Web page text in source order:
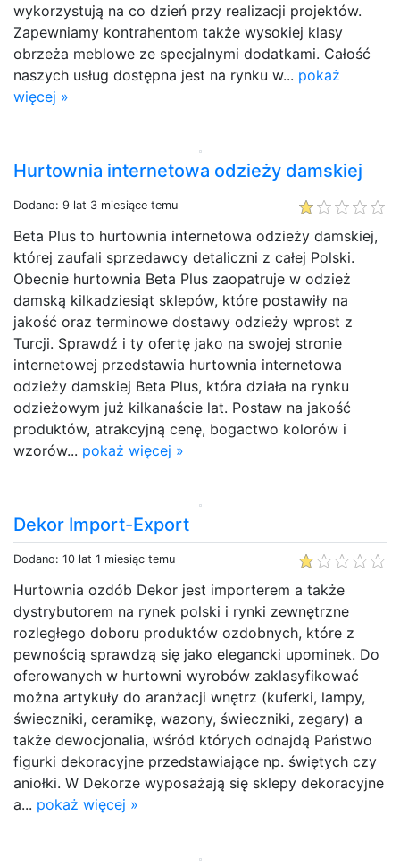
wykorzystują na co dzień przy realizacji projektów.
Zapewniamy kontrahentom także wysokiej klasy
obrzeża meblowe ze specjalnymi dodatkami. Całość
naszych usług dostępna jest na rynku w... pokaż
więcej »
Hurtownia internetowa odzieży damskiej
Dodano: 9 lat 3 miesiące temu
Beta Plus to hurtownia internetowa odzieży damskiej,
której zaufali sprzedawcy detaliczni z całej Polski.
Obecnie hurtownia Beta Plus zaopatruje w odzież
damską kilkadziesiąt sklepów, które postawiły na
jakość oraz terminowe dostawy odzieży wprost z
Turcji. Sprawdź i ty ofertę jako na swojej stronie
internetowej przedstawia hurtownia internetowa
odzieży damskiej Beta Plus, która działa na rynku
odzieżowym już kilkanaście lat. Postaw na jakość
produktów, atrakcyjną cenę, bogactwo kolorów i
wzorów... pokaż więcej »
Dekor Import-Export
Dodano: 10 lat 1 miesiąc temu
Hurtownia ozdób Dekor jest importerem a także
dystrybutorem na rynek polski i rynki zewnętrzne
rozległego doboru produktów ozdobnych, które z
pewnością sprawdzą się jako elegancki upominek. Do
oferowanych w hurtowni wyrobów zaklasyfikować
można artykuły do aranżacji wnętrz (kuferki, lampy,
świeczniki, ceramikę, wazony, świeczniki, zegary) a
także dewocjonalia, wśród których odnajdą Państwo
figurki dekoracyjne przedstawiające np. świętych czy
aniołki. W Dekorze wyposażają się sklepy dekoracyjne
a... pokaż więcej »